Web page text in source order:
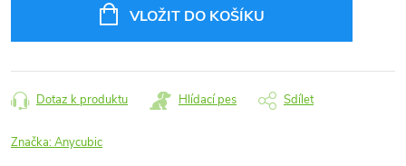
VLOŽIT DO KOŠÍKU
Dotaz k produktu Hlídací pes Sdílet
Značka:Anycubic